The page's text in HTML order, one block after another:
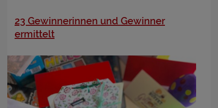
23 Gewinnerinnen und Gewinner
ermittelt